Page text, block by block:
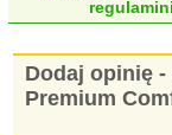
Dodaj opinię
Premium